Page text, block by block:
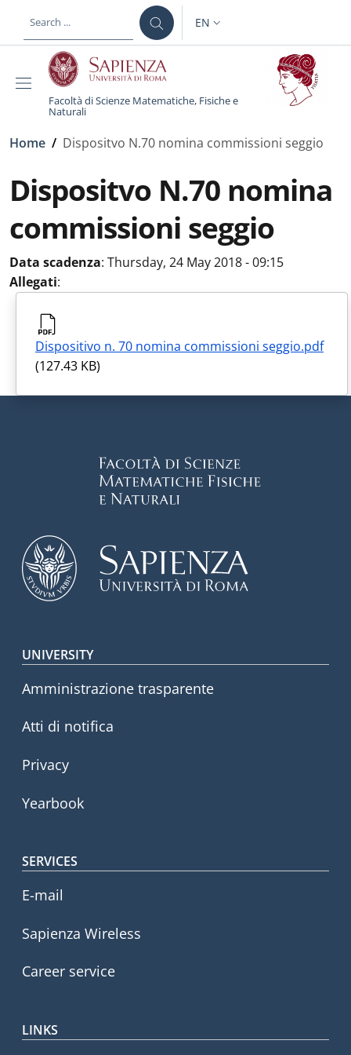
LANGUAGE SWITCHER:
EN
Facoltà di Scienze Matematiche, Fisiche e
Naturali
Breadcrumb
Home / Dispositvo N.70 nomina commissioni seggio
Dispositvo N.70 nomina
commissioni seggio
Data scadenza: Thursday, 24 May 2018 - 09:15
Allegati:
Dispositivo n. 70 nomina commissioni seggio.pdf
(127.43 KB)
Footer menu
UNIVERSITY
Amministrazione trasparente
Atti di notifica
Privacy
Yearbook
SERVICES
E-mail
Sapienza Wireless
Career service
LINKS